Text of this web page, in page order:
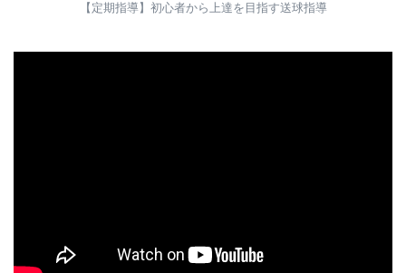
【定期指導】初心者から上達を目指す送球指導